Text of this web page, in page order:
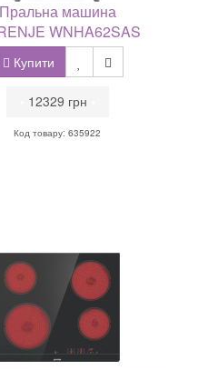
Пральна машина
WNHA62SAS
Купити
12329 грн
Код товару: 635922